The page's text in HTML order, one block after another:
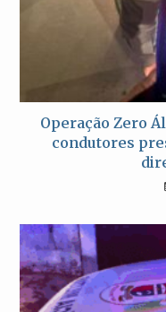
Operação Zero
condutores